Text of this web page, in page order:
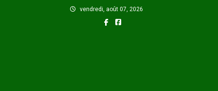
vendredi, août 07, 2026